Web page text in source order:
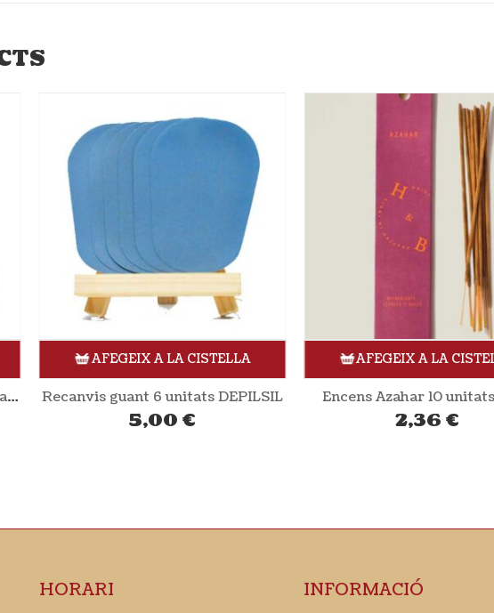
Recanvis guant perfilador 6 unitats DEPILSIL
AFEGEIX A LA CISTELLA
Recanvis guant 6 unitats DEPILSIL
5,00 €
AFEGEIX A LA
Encens Azahar 10
2,36 €
HORARI INFORMACIÓ